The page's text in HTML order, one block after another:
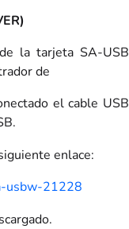
la tarjeta SA-USB
de
el cable USB
enlace:
usbw-21228